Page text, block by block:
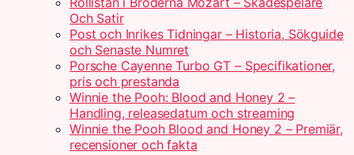
Och Satir
Post och Inrikes Tidningar – Historia, Sökguide
och Senaste Numret
Porsche Cayenne Turbo GT – Specifikationer,
pris och prestanda
Winnie the Pooh: Blood and Honey 2 –
Handling, releasedatum och streaming
Winnie the Pooh Blood and Honey 2 – Premiär,
recensioner och fakta